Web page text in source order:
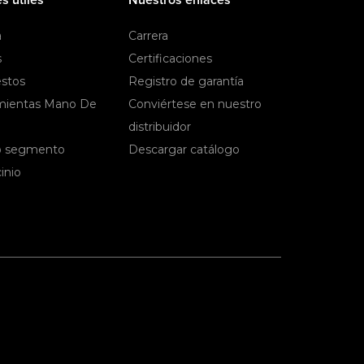
Mano De
segmento
Carrera
Certificaciones
Registro de garantía
Conviértese en nuestro
distribuidor
Descargar catálogo